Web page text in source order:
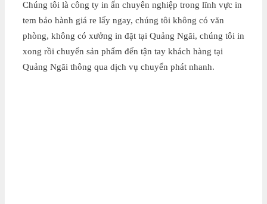
Chúng tôi là công ty in ấn chuyên nghiệp trong lĩnh vực in
tem bảo hành giá re lấy ngay, chúng tôi không có văn
phòng, không có xưởng in đặt tại Quảng Ngãi, chúng tôi in
xong rồi chuyển sản phẩm đến tận tay khách hàng tại
Quảng Ngãi thông qua dịch vụ chuyển phát nhanh.